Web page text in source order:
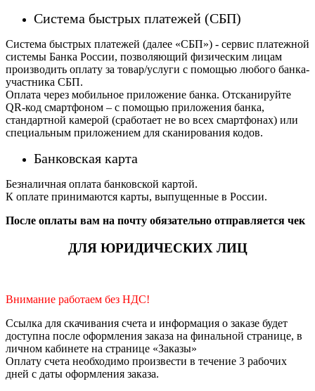
Система быстрых платежей (СБП)
Система быстрых платежей (далее «СБП») - сервис платежной
системы Банка России, позволяющий физическим лицам
производить оплату за товар/услуги с помощью любого банка-
участника СБП.
Оплата через мобильное приложение банка. Отсканируйте
QR-код смартфоном – с помощью приложения банка,
стандартной камерой (сработает не во всех смартфонах) или
специальным приложением для сканирования кодов.
Банковская карта
Безналичная оплата банковской картой.
К оплате принимаются карты, выпущенные в России.
После оплаты вам на почту обязательно отправляется чек
ДЛЯ ЮРИДИЧЕСКИХ ЛИЦ
Внимание работаем без НДС!
Ссылка для скачивания счета и информация о заказе будет
доступна после оформления заказа на финальной странице, в
личном кабинете на странице «Заказы»
Оплату счета необходимо произвести в течение 3 рабочих
дней с даты оформления заказа.